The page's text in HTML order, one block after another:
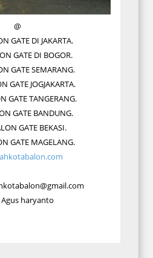
@
GATE DI JAKARTA.
GATE DI BOGOR.
GATE SEMARANG.
GATE JOGJAKARTA.
GATE TANGERANG.
GATE BANDUNG.
GATE BEKASI.
GATE MAGELANG.
Agus haryanto